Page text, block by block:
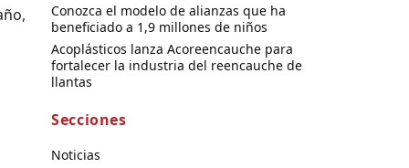
Conozca el modelo de alianzas que ha
beneficiado a 1,9 millones de niños
Acoplásticos lanza Acoreencauche para
fortalecer la industria del reencauche de
llantas
Secciones
Noticias